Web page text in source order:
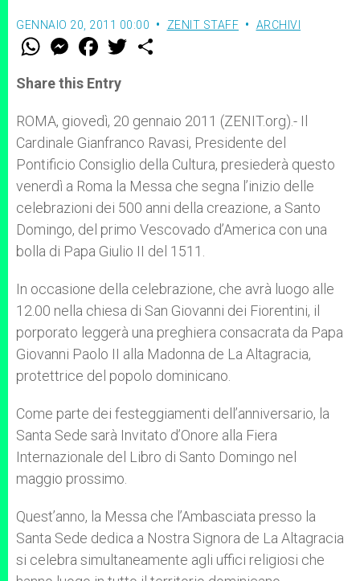
GENNAIO 20, 2011 00:00 ZENIT STAFF ARCHIVI
W
t
s
p
p
M
e
s
e
g
e
r
F
a
e
b
o
k
w
r
Share this Entry
ROMA, giovedì, 20 gennaio 2011 (ZENIT.org).- Il
Cardinale Gianfranco Ravasi, Presidente del
Pontificio Consiglio della Cultura, presiederà questo
venerdì a Roma la Messa che segna l’inizio delle
celebrazioni dei 500 anni della creazione, a Santo
Domingo, del primo Vescovado d’America con una
bolla di Papa Giulio II del 1511.
In occasione della celebrazione, che avrà luogo alle
12.00 nella chiesa di San Giovanni dei Fiorentini, il
porporato leggerà una preghiera consacrata da Papa
Giovanni Paolo II alla Madonna de La Altagracia,
protettrice del popolo dominicano.
Come parte dei festeggiamenti dell’anniversario, la
Santa Sede sarà Invitato d’Onore alla Fiera
Internazionale del Libro di Santo Domingo nel
maggio prossimo.
Quest’anno, la Messa che l’Ambasciata presso la
Santa Sede dedica a Nostra Signora de La Altagracia
si celebra simultaneamente agli uffici religiosi che